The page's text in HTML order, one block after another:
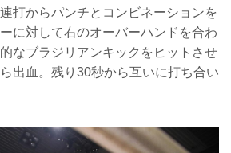
打からパンチとコンビネーションを
に対して右のオーバーハンドを合わ
なブラジリアンキックをヒットさせ
出血。残り30秒から互いに打ち合い